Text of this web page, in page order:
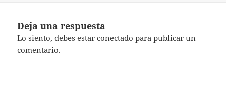
Deja una respuesta
Lo siento, debes estarconectado para publicar un
comentario.